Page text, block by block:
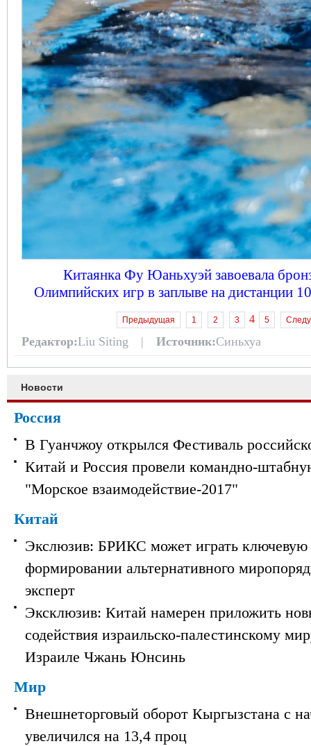
Китаянка Фу Юаньхуэй завоевала
Олимпийских игр в заплыве на дистанции
Предыдущая 1 2 3 4 5
Редактор:Liu Siting | Источник:Синьхуа
Новости
Россия
В Гуанчжоу открылся Фестиваль
Китай и Россия провели командно-
"Морское взаимодействие-2017"
Китай
Экслюзив: БРИКС может играть ключевую
формировании альтернативного
эксперт
Эксклюзив: Китай намерен приложить
содействия израильско-палестинскому
Израиле Чжань Юнсинь
Мир
Внешнеторговый оборот Кыргызстана с
увеличился на 13,4 проц